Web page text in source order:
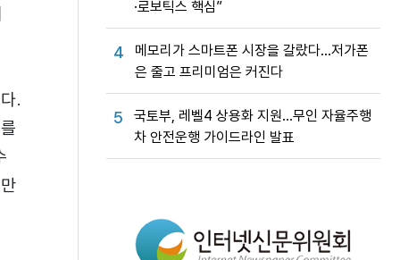
.
·로보틱스 핵심”
4
메모리가 스마트폰 시장을 갈랐다…저가폰
은 줄고 프리미엄은 커진다
5
국토부, 레벨4 상용화 지원…무인 자율주행
차 안전운행 가이드라인 발표